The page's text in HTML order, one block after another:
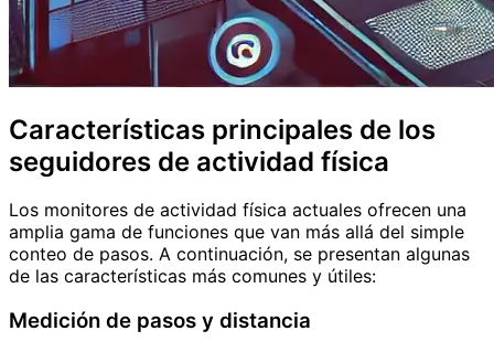
Características principales de los
seguidores de actividad física
Los monitores de actividad física actuales ofrecen una
amplia gama de funciones que van más allá del simple
conteo de pasos. A continuación, se presentan algunas
de las características más comunes y útiles:
Medición de pasos y distancia